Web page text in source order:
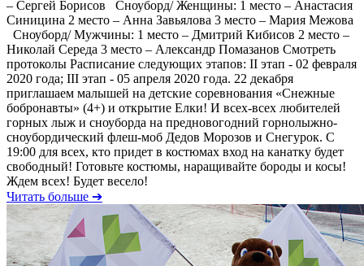
– Сергей Борисов Сноуборд/ Женщины: 1 место – Анастасия
Синицина 2 место – Анна Завьялова 3 место – Мария Межова
Сноуборд/ Мужчины: 1 место – Дмитрий Кибисов 2 место –
Николай Середа 3 место – Александр Помазанов Смотреть
протоколы Расписание следующих этапов: II этап - 02 февраля
2020 года; III этап - 05 апреля 2020 года. 22 декабря
приглашаем малышей на детские соревнования «Снежные
бобронавты» (4+) и открытие Елки! И всех-всех любителей
горных лыж и сноуборда на предновогодний горнолыжно-
сноубордический флеш-моб Дедов Морозов и Снегурок. С
19:00 для всех, кто придет в костюмах вход на канатку будет
свободный! Готовьте костюмы, наращивайте бороды и косы!
Ждем всех! Будет весело!
Читать больше ➔